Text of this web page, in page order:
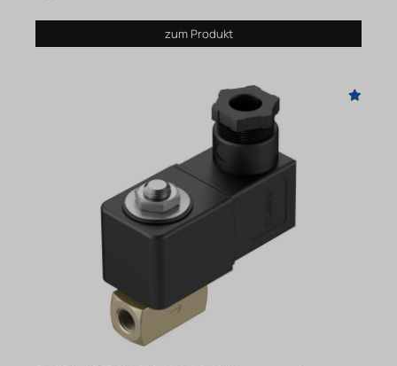
zum Produkt